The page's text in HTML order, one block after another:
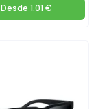
Desde 1.01 €